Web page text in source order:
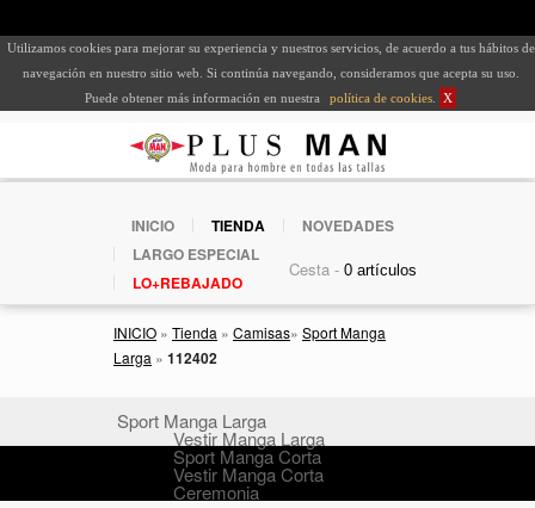
Utilizamos cookies para mejorar su experiencia y nuestros servicios, de acuerdo a tus hábitos de
navegación en nuestro sitio web. Si continúa navegando, consideramos que acepta su uso.
Puede obtener más información en nuestra
política de cookies X
INICIO TIENDA
NOVEDADES
LARGO ESPECIAL
LO+REBAJADO
Cesta -
INICIO » Tienda » Camisas» Sport Manga
Larga » 112402
Sport Manga Larga
Vestir Manga Larga
Sport Manga Corta
Vestir Manga Corta
Ceremonia